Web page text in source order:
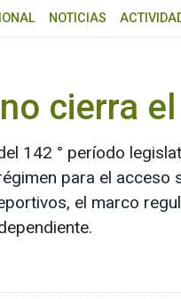
NOTICIAS
cierra
142 ° período
para el
el marco